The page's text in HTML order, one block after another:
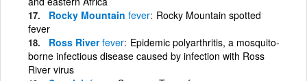
Rocky Mountain fever Rocky Mountain spotted
fever
Ross Riverfever Epidemic polyarthritis, a mosquito-
borne infectious disease caused by infection with Ross
River virus